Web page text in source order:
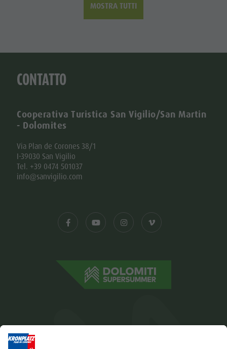
MOSTRA TUTTI
CONTATTO
Cooperativa Turistica San Vigilio/San Martin
- Dolomites
Via Plan de Corones 38/1
I-39030 San Vigilio
Tel. +39 0474 501037
info@sanvigilio.com